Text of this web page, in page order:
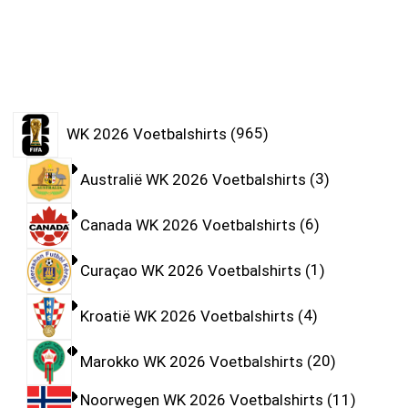
WK 2026 Voetbalshirts 965
Australië WK 2026 Voetbalshirts 3
Canada WK 2026 Voetbalshirts 6
Curaçao WK 2026 Voetbalshirts 1
Kroatië WK 2026 Voetbalshirts 4
Marokko WK 2026 Voetbalshirts 20
Noorwegen WK 2026 Voetbalshirts 11